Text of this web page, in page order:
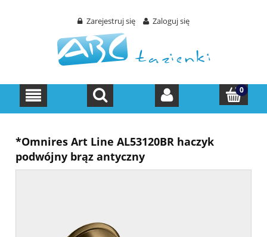
Zarejestruj się Zaloguj się
*Omnires Art Line AL53120BR haczyk
podwójny brąz antyczny